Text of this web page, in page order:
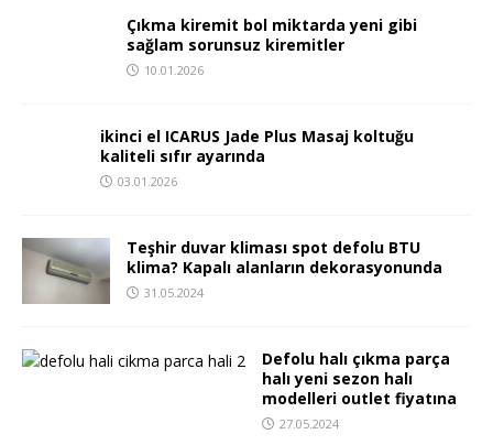
Çıkma kiremit bol miktarda yeni gibi
sağlam sorunsuz kiremitler
10.01.2026
ikinci el ICARUS Jade Plus Masaj koltuğu
kaliteli sıfır ayarında
03.01.2026
Teşhir duvar kliması spot defolu BTU
klima? Kapalı alanların dekorasyonunda
31.05.2024
Defolu halı çıkma parça
halı yeni sezon halı
modelleri outlet fiyatına
27.05.2024